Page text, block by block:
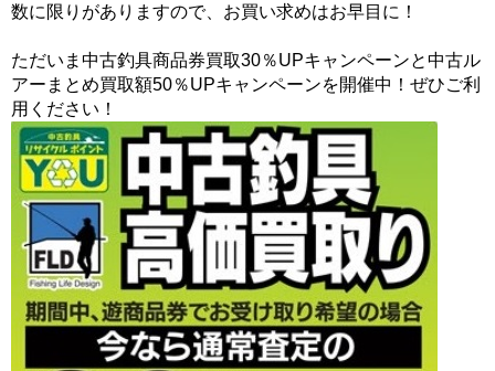
数に限りがありますので、お買い求めはお早目に！
ただいま中古釣具商品券買取30％UPキャンペーンと中古ル
アーまとめ買取額50％UPキャンペーンを開催中！ぜひご利
用ください！